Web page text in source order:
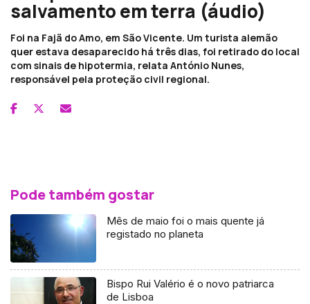
salvamento em terra (áudio)
Foi na Fajã do Amo, em São Vicente. Um turista alemão
quer estava desaparecido há três dias, foi retirado do local
com sinais de hipotermia, relata António Nunes,
responsável pela proteção civil regional.
Pode também gostar
Mês de maio foi o mais quente já
registado no planeta
Bispo Rui Valério é o novo patriarca
de Lisboa